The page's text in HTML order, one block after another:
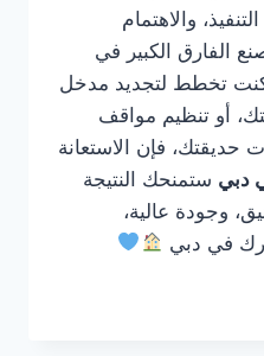
والاهتمام
الفارق الكبير في
كنت تخطط لتجديد مدخل
أو تنظيم مواقف
حديقتك، فإن الاستعانة
دبي ستمنحك النتيجة
وجودة عالية،
في دبي